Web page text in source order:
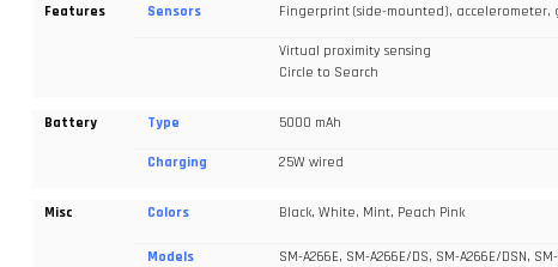
Features Sensors Fingerprint (side-mounted), accelerometer,
Virtual proximity sensing
Circle to Search
Battery Type 5000 mAh
Charging 25W wired
Misc Colors Black, White, Mint, Peach Pink
Models
SM-A266E, SM-A266E/DS, SM-A266E/DSN,